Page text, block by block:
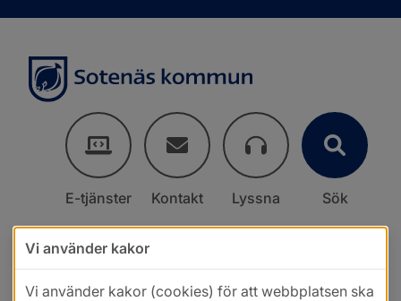
E-tjänster Kontakt Lyssna Sök
Vi använder kakor
Vi använder kakor (cookies) för att webbplatsen ska